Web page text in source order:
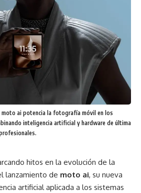
moto ai potencia la fotografía móvil en los
inteligencia artificial y hardware de última
hitos en la evolución de la
lanzamiento de moto ai, su nueva
artificial aplicada a los sistemas